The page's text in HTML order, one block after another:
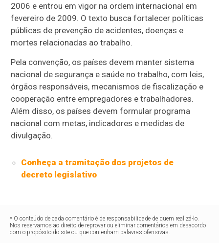
2006 e entrou em vigor na ordem internacional em
fevereiro de 2009. O texto busca fortalecer políticas
públicas de prevenção de acidentes, doenças e
mortes relacionadas ao trabalho.
Pela convenção, os países devem manter sistema
nacional de segurança e saúde no trabalho, com leis,
órgãos responsáveis, mecanismos de fiscalização e
cooperação entre empregadores e trabalhadores.
Além disso, os países devem formular programa
nacional com metas, indicadores e medidas de
divulgação.
Conheça a tramitação dos projetos de
decreto legislativo
* O conteúdo de cada comentário é de responsabilidade de quem realizá-lo.
Nos reservamos ao direito de reprovar ou eliminar comentários em desacordo
com o propósito do site ou que contenham palavras ofensivas.